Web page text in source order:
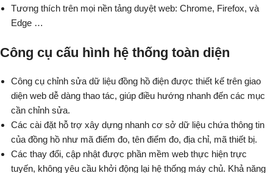
Tương thích trên mọi nền tảng duyệt web: Chrome, Firefox, và
Edge …
Công cụ cấu hình hệ thống toàn diện
Công cụ chỉnh sửa dữ liệu đồng hồ điện được thiết kế trên giao
diện web dễ dàng thao tác, giúp điều hướng nhanh đến các mục
cần chỉnh sửa.
Các cài đặt hỗ trợ xây dựng nhanh cơ sở dữ liệu chứa thông tin
của đồng hồ như mã điểm đo, tên điểm đo, địa chỉ, mã thiết bị.
Các thay đổi, cập nhật được phần mềm web thực hiện trực
tuyến, không yêu cầu khởi động lại hệ thống máy chủ. Khả năng